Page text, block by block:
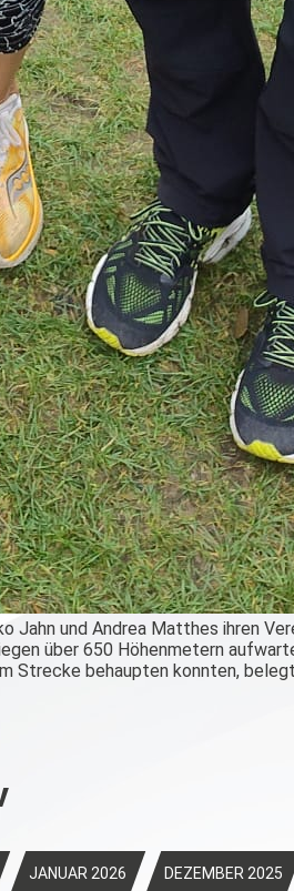
und Andrea Matthes ihren
über 650 Höhenmetern
behaupten konnten,
JANUAR 2026 DEZEMBER 2025